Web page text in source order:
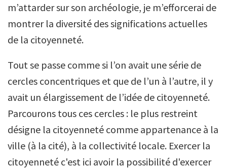
m’attarder sur son archéologie, je m’efforcerai de
montrer la diversité des significations actuelles
de la citoyenneté.
Tout se passe comme si l’on avait une série de
cercles concentriques et que de l’un à l’autre, il y
avait un élargissement de l’idée de citoyenneté.
Parcourons tous ces cercles : le plus restreint
désigne la citoyenneté comme appartenance à la
ville (à la cité), à la collectivité locale. Exercer la
citoyenneté c'est ici avoir la possibilité d'exercer